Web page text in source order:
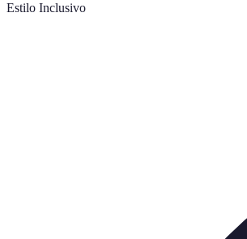
Estilo Inclusivo